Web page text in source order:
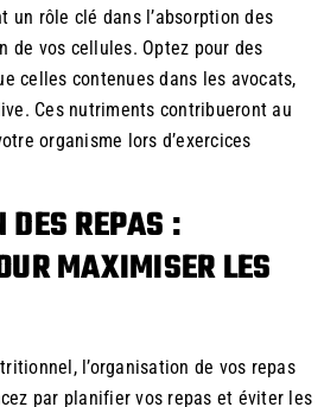
un rôle clé dans l’absorption des
de vos cellules. Optez pour des
celles contenues dans les avocats,
Ces nutriments contribueront au
organisme lors d’exercices
DES REPAS :
MAXIMISER LES
l’organisation de vos repas
par planifier vos repas et éviter les